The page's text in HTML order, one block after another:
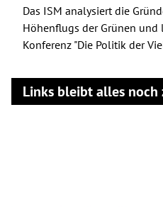
Das ISM analysiert die
Höhenflugs der Grünen
Konferenz "Die Politik der
Links bleibt alles noch